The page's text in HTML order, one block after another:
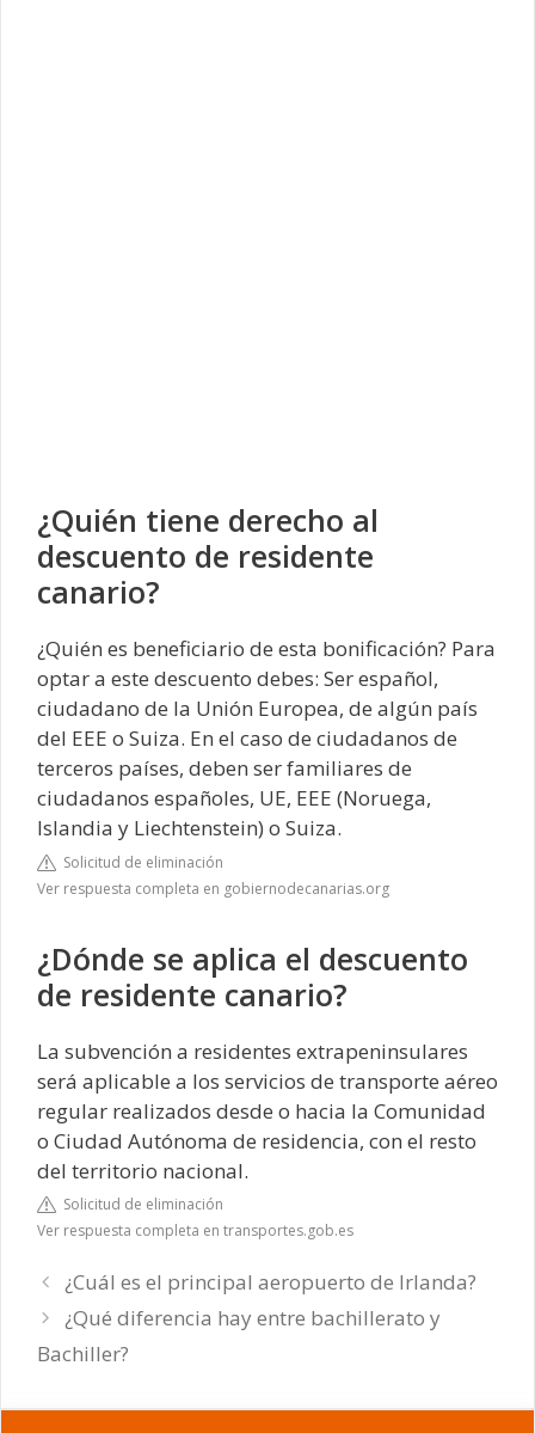
¿Quién tiene derecho al
descuento de residente
canario?
¿Quién es beneficiario de esta bonificación? Para
optar a este descuento debes: Ser español,
ciudadano de la Unión Europea, de algún país
del EEE o Suiza. En el caso de ciudadanos de
terceros países, deben ser familiares de
ciudadanos españoles, UE, EEE (Noruega,
Islandia y Liechtenstein) o Suiza.
Solicitud de eliminación
Ver respuesta completa en gobiernodecanarias.org
¿Dónde se aplica el descuento
de residente canario?
La subvención a residentes extrapeninsulares
será aplicable a los servicios de transporte aéreo
regular realizados desde o hacia la Comunidad
o Ciudad Autónoma de residencia, con el resto
del territorio nacional.
Solicitud de eliminación
Ver respuesta completa en transportes.gob.es
¿Cuál es el principal aeropuerto de Irlanda?
¿Qué diferencia hay entre bachillerato y
Bachiller?